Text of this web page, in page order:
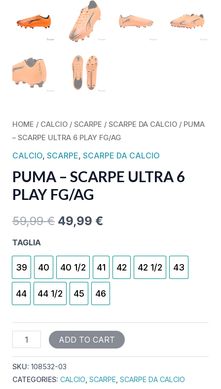
HOME / CALCIO/ SCARPE / SCARPE DA CALCIO/ PUMA
– SCARPE ULTRA 6 PLAY FG/AG
CALCIO, SCARPE, SCARPE DA CALCIO
PUMA – SCARPE ULTRA 6
PLAY FG/AG
59,99€ 49,99 €
TAGLIA
39 40 40 1/2 41 42 42 1/2 43
44 44 1/2 45 46
ADD TO CART
SKU: 108532-03
CATEGORIES: CALCIO, SCARPE, SCARPE DA CALCIO